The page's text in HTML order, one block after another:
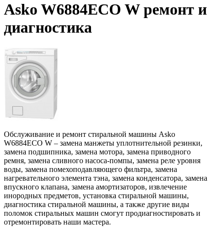
Asko W6884ECO W ремонт и
диагностика
Обслуживание и ремонт стиральной машины Asko
W6884ECO W – замена манжеты уплотнительной резинки,
замена подшипника, замена мотора, замена приводного
ремня, замена сливного насоса-помпы, замена реле уровня
воды, замена помехоподавляющего фильтра, замена
нагревательного элемента тэна, замена конденсатора, замена
впускного клапана, замена амортизаторов, извлечение
инородных предметов, установка стиральной машины,
диагностика стиральной машины, а также другие виды
поломок стиральных машин смогут продиагностировать и
отремонтировать наши мастера.